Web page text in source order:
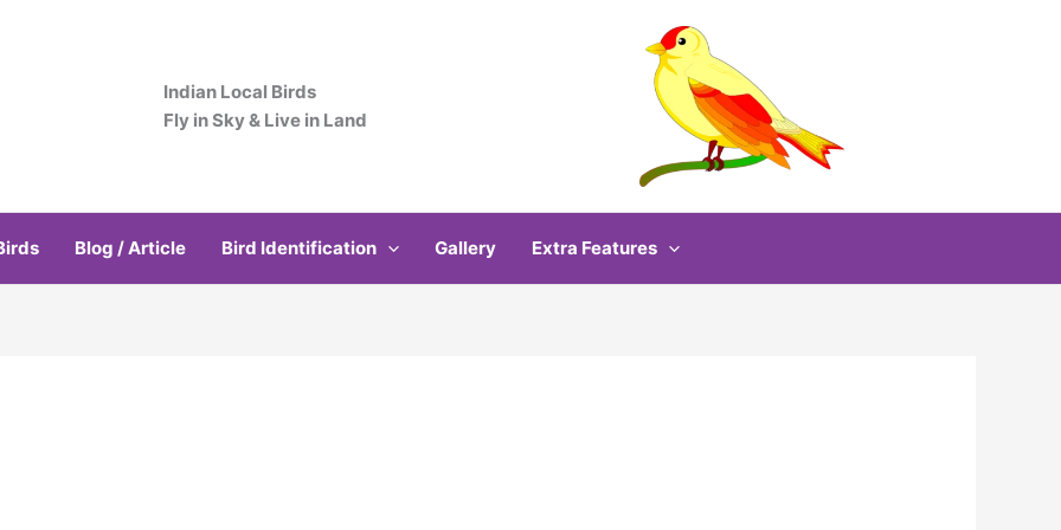
Indian Local Birds
Fly in Sky & Live in Land
Blog / Article Bird Identification Gallery Extra Features